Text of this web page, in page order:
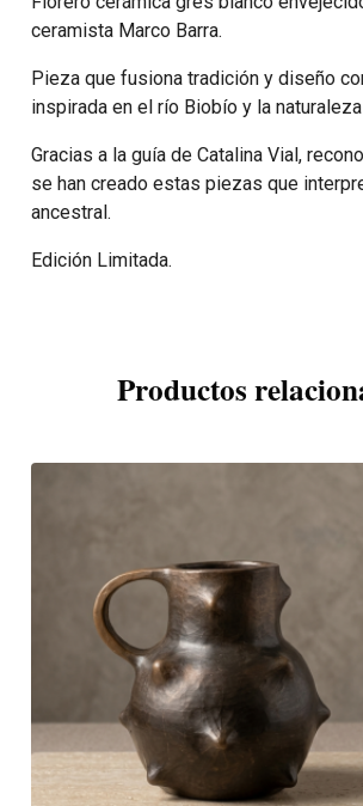
ceramista Marco Barra.
Pieza que fusiona tradición y diseño
inspirada en el río Biobío y la
Gracias a la guía de Catalina Vial,
se han creado estas piezas que
ancestral.
Edición Limitada.
Productos